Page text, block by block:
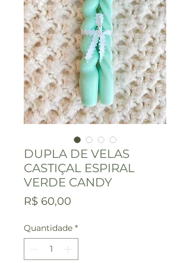
DUPLA DE VELAS
CASTIÇAL ESPIRAL
VERDE CANDY
R$ 60,00
Quantidade *